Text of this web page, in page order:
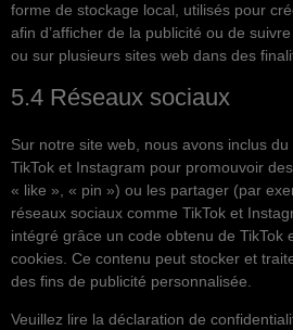
forme de stockage local, utilisés pour
afin d’afficher de la publicité ou de
ou sur plusieurs sites web dans des
5.4 Réseaux sociaux
Sur notre site web, nous avons inclus
TikTok et Instagram pour promouvoir
« like », « pin ») ou les partager (par
réseaux sociaux comme TikTok et
intégré grâce un code obtenu de TikTok
cookies. Ce contenu peut stocker et
des fins de publicité personnalisée.
Veuillez lire la déclaration de